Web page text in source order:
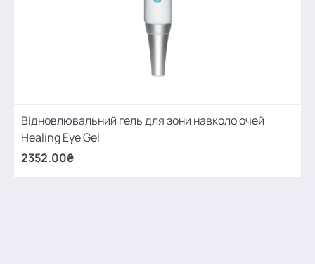
Відновлювальний гель для зони навколо очей
Healing Eye Gel
2352.00₴